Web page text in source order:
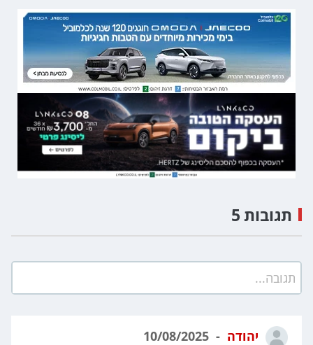
תגובה...
יהודה